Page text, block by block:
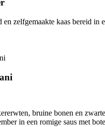
en zelfgemaakte kaas bereid in
bruine bonen en
in een romige saus met